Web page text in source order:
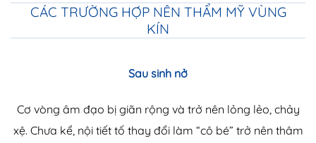
CÁC TRƯỜNG HỢP NÊN THẨM MỸ VÙNG
KÍN
Sau sinh nở
Cơ vòng âm đạo bị giãn rộng và trở nên lỏng lẻo, chảy
xệ. Chưa kể, nội tiết tố thay đổi làm “cô bé” trở nên thâm